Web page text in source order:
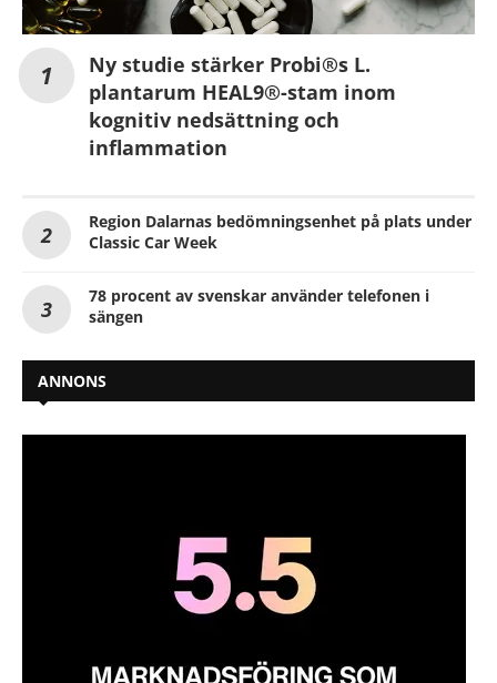
Ny studie stärker Probi®s L.
plantarum HEAL9®-stam inom
kognitiv nedsättning och
inflammation
Region Dalarnas bedömningsenhet på plats under
Classic Car Week
78 procent av svenskar använder telefonen i
sängen
ANNONS